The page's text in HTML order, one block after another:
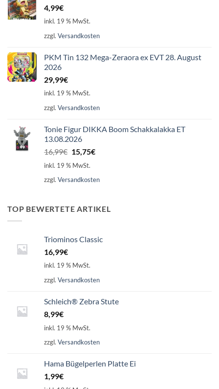
4,99€
inkl. 19 % MwSt.
zzgl. Versandkosten
PKM Tin 132 Mega-Zeraora ex EVT 28. August
2026
29,99€
inkl. 19 % MwSt.
zzgl. Versandkosten
Tonie Figur DIKKA Boom Schakkalakka ET
13.08.2026
16,99€ Ursprünglicher
Preis
16,99€
15,75€Aktueller
15,75€.
inkl. 19 % MwSt.
zzgl. Versandkosten
TOP BEWERTETE ARTIKEL
Triominos Classic
16,99€
inkl. 19 % MwSt.
zzgl. Versandkosten
Schleich® Zebra Stute
8,99€
inkl. 19 % MwSt.
zzgl. Versandkosten
Hama Bügelperlen Platte Ei
1,99€